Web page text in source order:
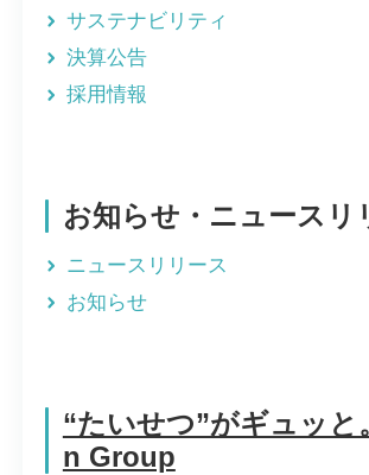
サステナビリティ
決算公告
採用情報
お知らせ・ニュースリ
ニュースリリース
お知らせ
“たいせつ”がギュッと
n Group